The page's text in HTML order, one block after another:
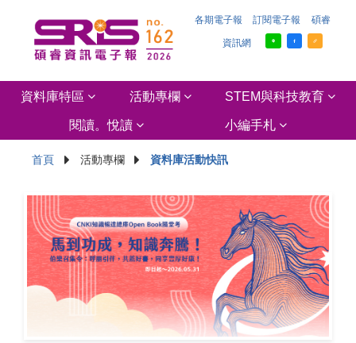
各期電子報 訂閱電子報 碩睿
資訊網
資料庫特區 活動專欄 STEM與科技教育
閱讀。悅讀 小編手札
首頁 活動專欄 資料庫活動快訊